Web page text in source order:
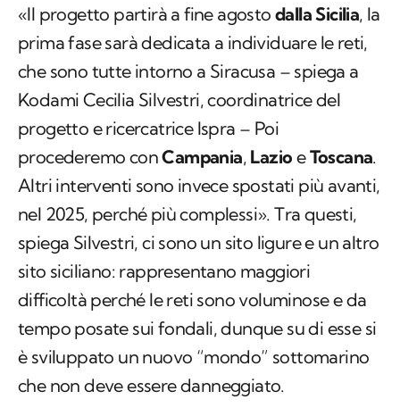
«Il progetto partirà a fine agosto dalla Sicilia, la
prima fase sarà dedicata a individuare le reti,
che sono tutte intorno a Siracusa – spiega a
Kodami Cecilia Silvestri, coordinatrice del
progetto e ricercatrice Ispra – Poi
procederemo conCampania, Lazio eToscana.
Altri interventi sono invece spostati più avanti,
nel 2025, perché più complessi». Tra questi,
spiega Silvestri, ci sono un sito ligure e un altro
sito siciliano: rappresentano maggiori
difficoltà perché le reti sono voluminose e da
tempo posate sui fondali, dunque su di esse si
è sviluppato un nuovo “mondo” sottomarino
che non deve essere danneggiato.